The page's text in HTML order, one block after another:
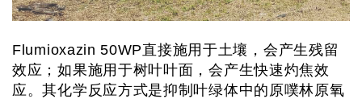
Flumioxazin 50WP直接施用于土壤，会产生残留
效应；如果施用于树叶叶面，会产生快速灼焦效
应。其化学反应方式是抑制叶绿体中的原噗林原氧